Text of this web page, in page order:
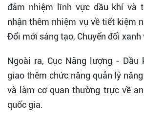
đảm nhiệm lĩnh vực dầu khí và
nhận thêm nhiệm vụ về tiết kiệm
Đổi mới sáng tạo, Chuyển đổi xanh
Ngoài ra, Cục Năng lượng - Dầu
giao thêm chức năng quản lý
và làm cơ quan thường trực về
quốc gia.